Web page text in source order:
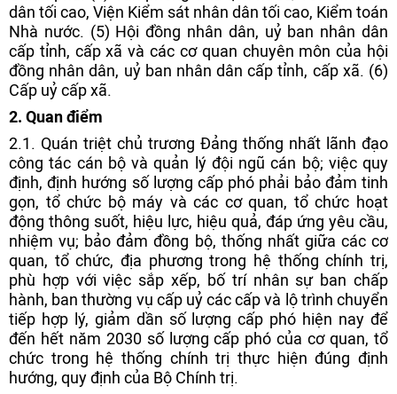
dân tối cao, Viện Kiểm sát nhân dân tối cao, Kiểm toán
Nhà nước. (5) Hội đồng nhân dân, uỷ ban nhân dân
cấp tỉnh, cấp xã và các cơ quan chuyên môn của hội
đồng nhân dân, uỷ ban nhân dân cấp tỉnh, cấp xã. (6)
Cấp uỷ cấp xã.
2. Quan điểm
2.1. Quán triệt chủ trương Đảng thống nhất lãnh đạo
công tác cán bộ và quản lý đội ngũ cán bộ; việc quy
định, định hướng số lượng cấp phó phải bảo đảm tinh
gọn, tổ chức bộ máy và các cơ quan, tổ chức hoạt
động thông suốt, hiệu lực, hiệu quả, đáp ứng yêu cầu,
nhiệm vụ; bảo đảm đồng bộ, thống nhất giữa các cơ
quan, tổ chức, địa phương trong hệ thống chính trị,
phù hợp với việc sắp xếp, bố trí nhân sự ban chấp
hành, ban thường vụ cấp uỷ các cấp và lộ trình chuyển
tiếp hợp lý, giảm dần số lượng cấp phó hiện nay để
đến hết năm 2030 số lượng cấp phó của cơ quan, tổ
chức trong hệ thống chính trị thực hiện đúng định
hướng, quy định của Bộ Chính trị.